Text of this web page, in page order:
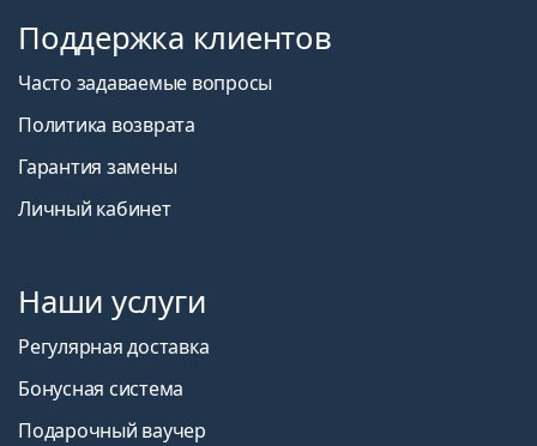
Поддержка клиентов
Часто задаваемые вопросы
Политика возврата
Гарантия замены
Личный кабинет
Наши услуги
Регулярная доставка
Бонусная система
Подарочный ваучер